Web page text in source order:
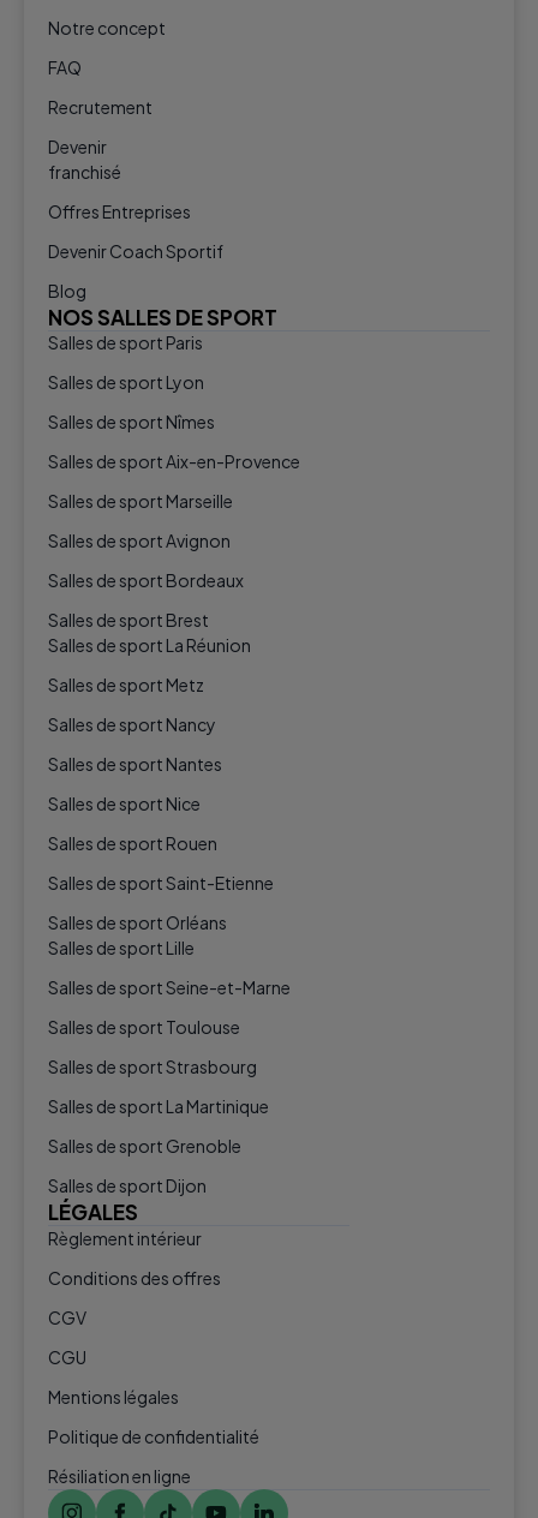
Notre concept
FAQ
Recrutement
Devenir
franchisé
Offres Entreprises
Devenir Coach Sportif
Blog
NOS SALLES DE SPORT
Salles de sport Paris
Salles de sport Lyon
Salles de sport Nîmes
Salles de sport Aix-en-Provence
Salles de sport Marseille
Salles de sport Avignon
Salles de sport Bordeaux
Salles de sport Brest
Salles de sport La Réunion
Salles de sport Metz
Salles de sport Nancy
Salles de sport Nantes
Salles de sport Nice
Salles de sport Rouen
Salles de sport Saint-Etienne
Salles de sport Orléans
Salles de sport Lille
Salles de sport Seine-et-Marne
Salles de sport Toulouse
Salles de sport Strasbourg
Salles de sport La Martinique
Salles de sport Grenoble
Salles de sport Dijon
LÉGALES
Règlement intérieur
Conditions des offres
CGV
CGU
Mentions légales
Politique de confidentialité
Résiliation en ligne